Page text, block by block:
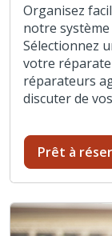
Organisez
notre
Sélectionnez
votre
réparateurs
discuter de
Prêt à